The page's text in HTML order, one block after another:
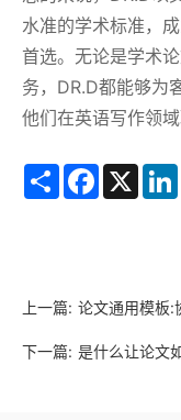
水准的学术标准，
首选。无论是学术
务，DR.D都能够为
他们在英语写作领域
Share Facebook
X
上一篇: 论文通用模板:
下一篇: 是什么让论文